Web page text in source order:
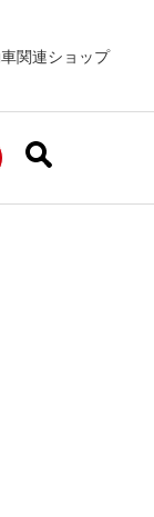
関連ショップ